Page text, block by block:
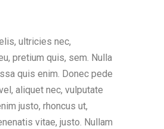
ultricies nec,
pretium quis, sem. Nulla
quis enim. Donec pede
aliquet nec, vulputate
justo, rhoncus ut,
vitae, justo. Nullam